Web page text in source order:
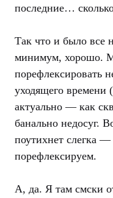
последние…
Так что и было все
минимум, хорошо.
порефлексировать
уходящего времени
актуально — как
банально недосуг.
поутихнет слегка —
порефлексируем.
А, да. Я там смски